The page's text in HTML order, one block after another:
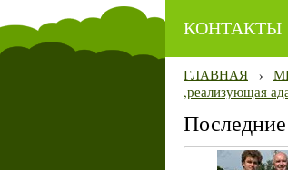
КОНТАКТЫ
ГЛАВНАЯ ›
,реализующая